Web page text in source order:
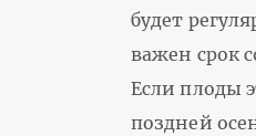
будет
важен срок
Если плоды
поздней